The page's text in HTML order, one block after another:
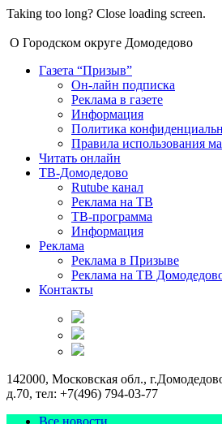
Taking too long? Close loading screen.
О Городском округе Домодедово
Газета “Призыв”
Он-лайн подписка
Реклама в газете
Информация
Политика
Правила использования
Читать онлайн
ТВ-Домодедово
Rutube канал
Реклама на ТВ
ТВ-программа
Информация
Реклама
Реклама в Призыве
Реклама на ТВ
Контакты
142000, Московская обл.,
д.70, тел: +7(496) 794-03-77
Все новости